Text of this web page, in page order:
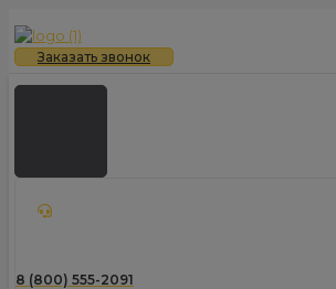
Заказать звонок
8 (800) 555-2091